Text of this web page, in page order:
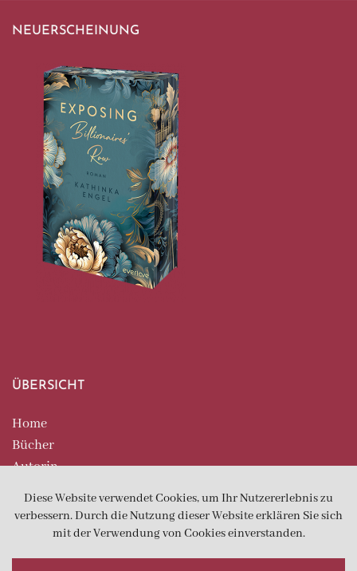
NEUERSCHEINUNG
ÜBERSICHT
Home
Bücher
Autorin
Kontakt
Impressum & Datenschutz